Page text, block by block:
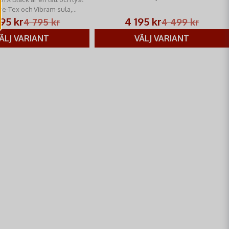
Tex och Vibram-sula,
och hundförare.
4 795 kr
kr
VARIANT
4 499 kr
4 195 kr
VÄLJ VARIANT